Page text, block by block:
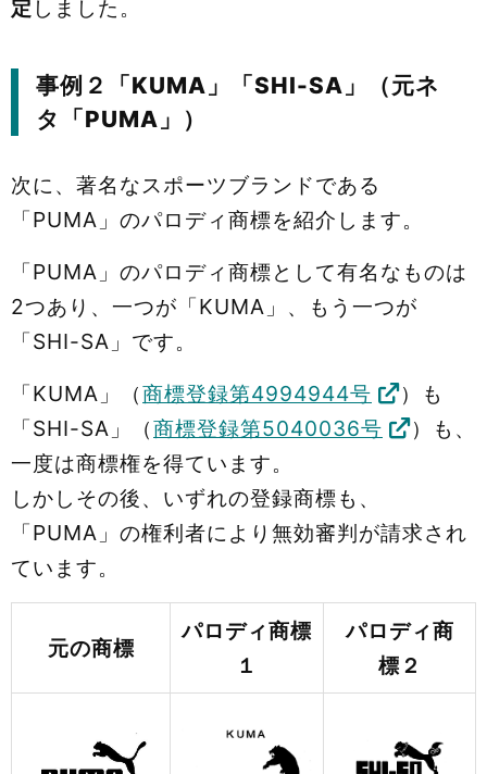
定 しました。
事例２「KUMA」「SHI-SA」（元ネ
タ「PUMA」）
次に、著名なスポーツブランドである
「PUMA」のパロディ商標を紹介します。
「PUMA」のパロディ商標として有名なものは
2つあり、一つが「KUMA」、もう一つが
「SHI-SA」です。
「KUMA」（商標登録第4994944号
）も
「SHI-SA」（商標登録第5040036号
）も、
一度は商標権を得ています。
しかしその後、いずれの登録商標も、
「PUMA」の権利者により無効審判が請求され
ています。
元の商標
パロディ商標
１
パロディ商
標２